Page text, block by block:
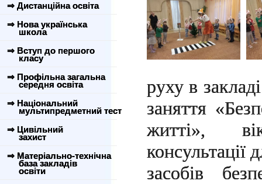
⇒ Дистанційна освіта
⇒ Нова українська
школа
⇒ Вступ до першого
класу
⇒ Профільна загальна
середня освіта
⇒ Національний
мультипредметний тест
⇒ Цивільний
захист
⇒ Матеріально-технічна
база закладів
освіти
руху в
заняття
житті»,
консультації
засобів